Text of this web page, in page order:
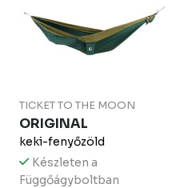
TICKET TO THE MOON
ORIGINAL
keki-fenyőzöld
Készleten a
Függőágyboltban